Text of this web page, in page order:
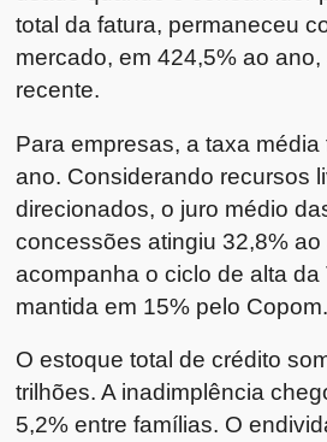
total da fatura, permaneceu
mercado, em 424,5% ao
recente.
Para empresas, a taxa
ano. Considerando recursos
direcionados, o juro médio
concessões atingiu 32,8%
acompanha o ciclo de alta da
mantida em 15% pelo Copom.
O estoque total de crédito
trilhões. A inadimplência
5,2% entre famílias. O